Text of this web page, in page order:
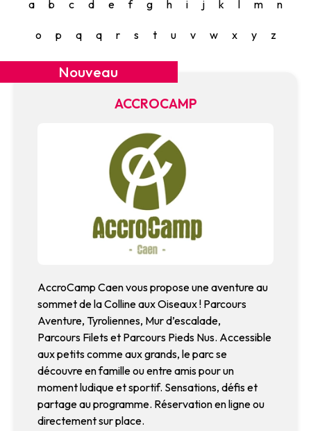
a b c d e f g h i j k l m n
o p q q r s t u v w x y z
ACCROCAMP
Nouveau
AccroCamp Caen vous propose une aventure au
sommet de la Colline aux Oiseaux ! Parcours
Aventure, Tyroliennes, Mur d’escalade,
Parcours Filets et Parcours Pieds Nus. Accessible
aux petits comme aux grands, le parc se
découvre en famille ou entre amis pour un
moment ludique et sportif. Sensations, défis et
partage au programme. Réservation en ligne ou
directement sur place.